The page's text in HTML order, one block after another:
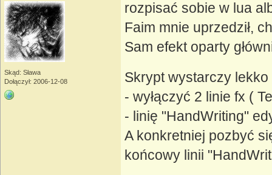
Skąd: Sława
Dołączył: 2006-12-08
rozpisać sobie w lua
Faim mnie uprzedził,
Sam efekt oparty
Skrypt wystarczy
- wyłączyć 2 linie fx (
- linię "HandWriting"
A konkretniej pozbyć
końcowy linii